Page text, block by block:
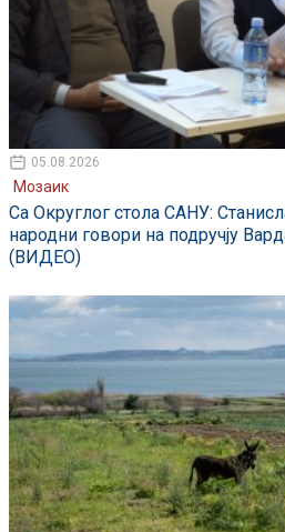
05.08.2026
Мозаик
Са Округлог стола САНУ:
народни говори на подручју
(ВИДЕО)